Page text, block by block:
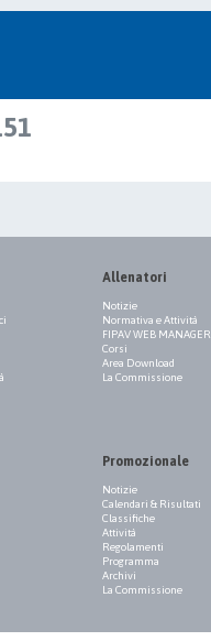
Allenatori
Notizie
Normativa e Attività
FIPAV WEB MANAGER
Corsi
Area Download
La Commissione
Promozionale
Notizie
Calendari & Risultati
Classifiche
Attività
Regolamenti
Programma
Archivi
La Commissione